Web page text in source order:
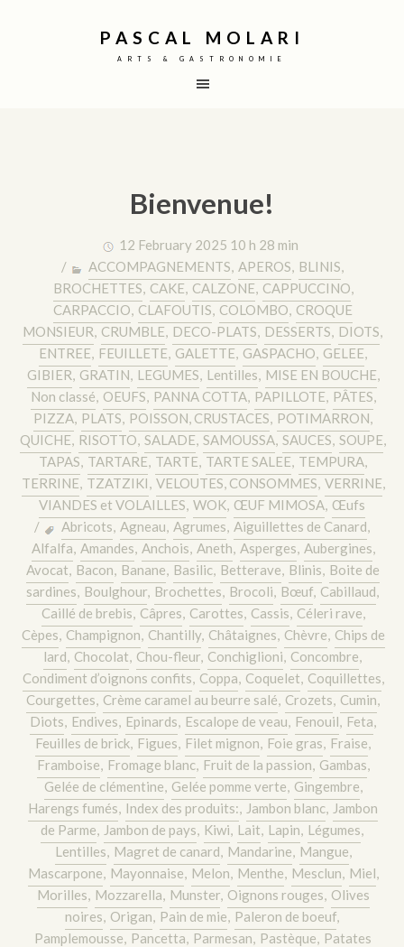
PASCAL MOLARI
ARTS & GASTRONOMIE
Bienvenue!
12 February 2025 10 h 28 min
/
ACCOMPAGNEMENTS, APEROS, BLINIS,
BROCHETTES, CAKE, CALZONE, CAPPUCCINO,
CARPACCIO, CLAFOUTIS, COLOMBO, CROQUE
MONSIEUR, CRUMBLE, DECO-PLATS, DESSERTS, DIOTS,
ENTREE, FEUILLETE, GALETTE, GASPACHO, GELEE,
GIBIER, GRATIN, LEGUMES, Lentilles, MISE EN BOUCHE,
Non classé, OEUFS, PANNA COTTA, PAPILLOTE, PÂTES,
PIZZA, PLATS, POISSON, CRUSTACES, POTIMARRON,
QUICHE, RISOTTO, SALADE, SAMOUSSA, SAUCES, SOUPE,
TAPAS, TARTARE, TARTE, TARTE SALEE, TEMPURA,
TERRINE, TZATZIKI, VELOUTES, CONSOMMES, VERRINE,
VIANDES et VOLAILLES, WOK, ŒUF MIMOSA, Œufs
/
Abricots, Agneau, Agrumes, Aiguillettes de Canard,
Alfalfa, Amandes, Anchois, Aneth, Asperges, Aubergines,
Avocat, Bacon, Banane, Basilic, Betterave, Blinis, Boite de
sardines, Boulghour, Brochettes, Brocoli, Bœuf, Cabillaud,
Caillé de brebis, Câpres, Carottes, Cassis, Céleri rave,
Cèpes, Champignon, Chantilly, Châtaignes, Chèvre, Chips de
lard, Chocolat, Chou-fleur, Conchiglioni, Concombre,
Condiment d’oignons confits, Coppa, Coquelet, Coquillettes,
Courgettes, Crème caramel au beurre salé, Crozets, Cumin,
Diots, Endives, Epinards, Escalope de veau, Fenouil, Feta,
Feuilles de brick, Figues, Filet mignon, Foie gras, Fraise,
Framboise, Fromage blanc, Fruit de la passion, Gambas,
Gelée de clémentine, Gelée pomme verte, Gingembre,
Harengs fumés, Index des produits:, Jambon blanc, Jambon
de Parme, Jambon de pays, Kiwi, Lait, Lapin, Légumes,
Lentilles, Magret de canard, Mandarine, Mangue,
Mascarpone, Mayonnaise, Melon, Menthe, Mesclun, Miel,
Morilles, Mozzarella, Munster, Oignons rouges, Olives
noires, Origan, Pain de mie, Paleron de boeuf,
Pamplemousse, Pancetta, Parmesan, Pastèque, Patates